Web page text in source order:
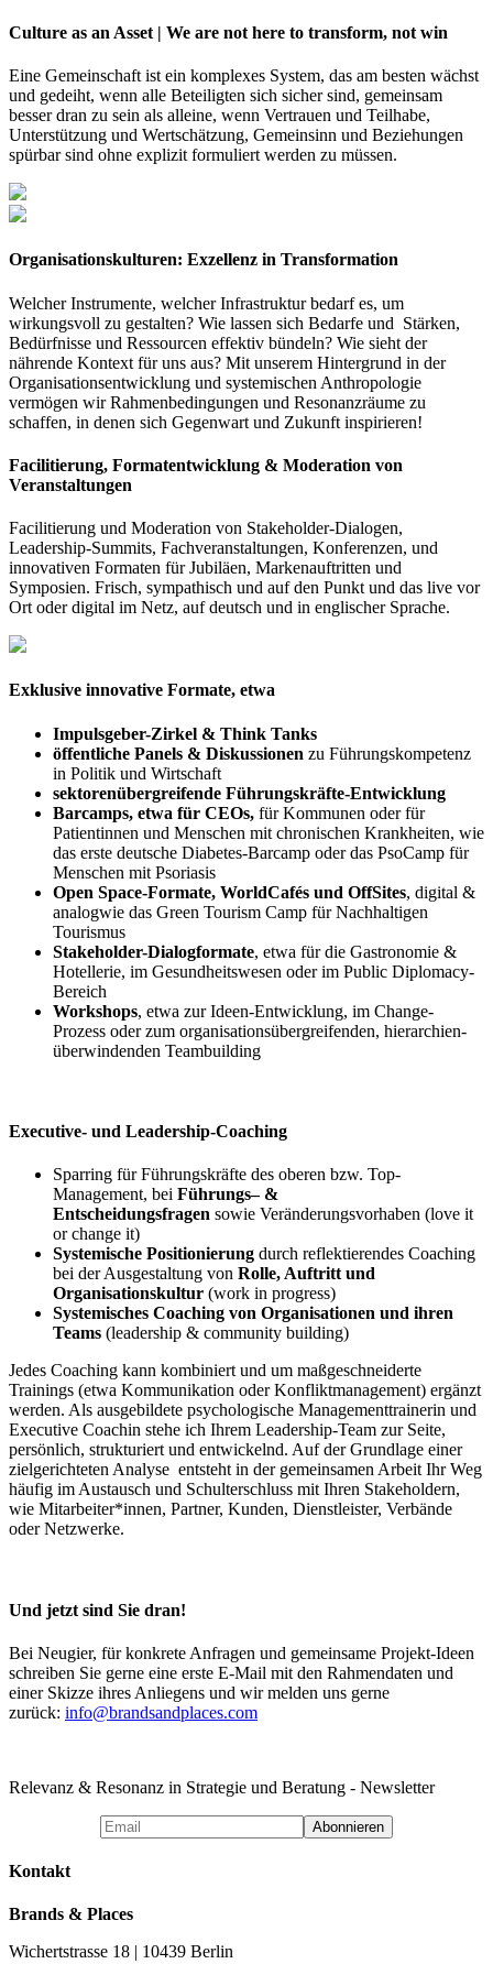
Culture as an Asset | We are not here to transform, not win
Eine Gemeinschaft ist ein komplexes System, das am besten wächst
und gedeiht, wenn alle Beteiligten sich sicher sind, gemeinsam
besser dran zu sein als alleine, wenn Vertrauen und Teilhabe,
Unterstützung und Wertschätzung, Gemeinsinn und Beziehungen
spürbar sind ohne explizit formuliert werden zu müssen.
Organisationskulturen: Exzellenz in Transformation
Welcher Instrumente, welcher Infrastruktur bedarf es, um
wirkungsvoll zu gestalten? Wie lassen sich Bedarfe und Stärken,
Bedürfnisse und Ressourcen effektiv bündeln? Wie sieht der
nährende Kontext für uns aus? Mit unserem Hintergrund in der
Organisationsentwicklung und systemischen Anthropologie
vermögen wir Rahmenbedingungen und Resonanzräume zu
schaffen, in denen sich Gegenwart und Zukunft inspirieren!
Facilitierung, Formatentwicklung & Moderation von
Veranstaltungen
Facilitierung und Moderation von Stakeholder-Dialogen,
Leadership-Summits, Fachveranstaltungen, Konferenzen, und
innovativen Formaten für Jubiläen, Markenauftritten und
Symposien. Frisch, sympathisch und auf den Punkt und das live vor
Ort oder digital im Netz, auf deutsch und in englischer Sprache.
Exklusive innovative Formate, etwa
Impulsgeber-Zirkel & Think Tanks
öffentliche Panels & Diskussionen zu Führungskompetenz
in Politik und Wirtschaft
sektorenübergreifende Führungskräfte-Entwicklung
Barcamps, etwa für CEOs, für Kommunen oder für
Patientinnen und Menschen mit chronischen Krankheiten, wie
das erste deutsche Diabetes-Barcamp oder das PsoCamp für
Menschen mit Psoriasis
Open Space-Formate, WorldCafés und OffSites, digital &
analogwie das Green Tourism Camp für Nachhaltigen
Tourismus
Stakeholder-Dialogformate, etwa für die Gastronomie &
Hotellerie, im Gesundheitswesen oder im Public Diplomacy-
Bereich
Workshops, etwa zur Ideen-Entwicklung, im Change-
Prozess oder zum organisationsübergreifenden, hierarchien-
überwindenden Teambuilding
Executive- und Leadership-Coaching
Sparring für Führungskräfte des oberen bzw. Top-
Management, bei Führungs– &
Entscheidungsfragen sowie Veränderungsvorhaben (love it
or change it)
Systemische Positionierung durch reflektierendes Coaching
bei der Ausgestaltung von Rolle, Auftritt und
Organisationskultur (work in progress)
Systemisches Coaching von Organisationen und ihren
Teams (leadership & community building)
Jedes Coaching kann kombiniert und um maßgeschneiderte
Trainings (etwa Kommunikation oder Konfliktmanagement) ergänzt
werden. Als ausgebildete psychologische Managementtrainerin und
Executive Coachin stehe ich Ihrem Leadership-Team zur Seite,
persönlich, strukturiert und entwickelnd. Auf der Grundlage einer
zielgerichteten Analyse entsteht in der gemeinsamen Arbeit Ihr Weg
häufig im Austausch und Schulterschluss mit Ihren Stakeholdern,
wie Mitarbeiter*innen, Partner, Kunden, Dienstleister, Verbände
oder Netzwerke.
Und jetzt sind Sie dran!
Bei Neugier, für konkrete Anfragen und gemeinsame Projekt-Ideen
schreiben Sie gerne eine erste E-Mail mit den Rahmendaten und
einer Skizze ihres Anliegens und wir melden uns gerne
zurück: info@brandsandplaces.com
Relevanz & Resonanz in Strategie und Beratung - Newsletter
Kontakt
Brands & Places
Wichertstrasse 18 | 10439 Berlin